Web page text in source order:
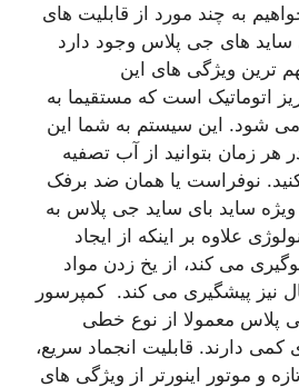
به چند مورد از قابلیت های
ساید های جی پلاس وجود دارد
ترین ویژگی های این
اتوماتیک است که مستقیما به
شود. این سیستم به شما این
هر زمان بتوانید از آب تصفیه
نوفراست یا همان ضد برفک
ویژه ساید بای ساید جی پلاس به
علاوه بر اینکه از ایجاد
می کند، از یخ زدن مواد
نیز پیشگیری می کند. کمپرسور
پلاس معمولا از نوع خطی
دارند. قابلیت انجماد سریع،
و موتور اینورتر از ویژگی های